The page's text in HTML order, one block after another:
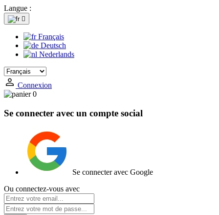
Langue :

Français
Deutsch
Nederlands
Connexion
0
Se connecter avec un compte social
Se connecter avec Google
Ou connectez-vous avec